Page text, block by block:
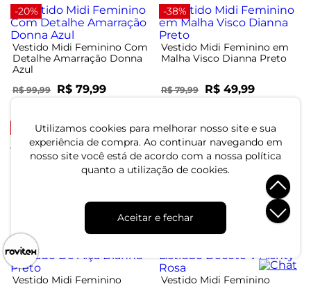
Utilizamos cookies para melhorar nosso site e sua
experiência de compra. Ao continuar navegando em
nosso site você está de acordo com a nossa política
quanto a utilização de cookies.
Aceitar e fechar
-20%
Vestido Midi Feminino Com
Detalhe Amarração Donna
Azul
R$ 99,99 R$ 79,99
-38%
Vestido Midi Feminino em
Malha Visco Dianna Preto
R$ 79,99 R$ 49,99
-59%
Vestido Midi Feminino
Endless em Viscotorcion
R$ 79,99
ou 2x de R$ 39,99 sem juros
-20%
Vestido Midi Feminino
Manga Única Donna Azul
ou 2x de R$ 39,99 sem juros
-50%
Vestido Midi Feminino
Vestido Midi Feminino